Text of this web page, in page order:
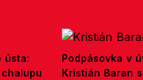
ústa:
Podpásovka v
Kristián Baran